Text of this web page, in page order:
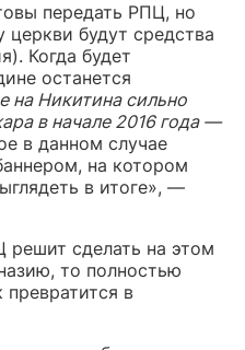
передать РПЦ, но
церкви будут средства
Когда будет
останется
на Никитина сильно
в начале 2016 года —
в данном случае
на котором
в итоге», —
решит сделать на этом
то полностью
в